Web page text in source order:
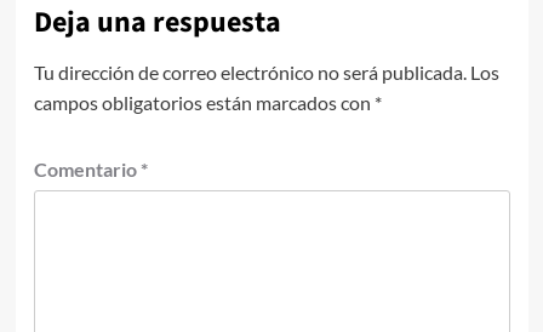
Deja una respuesta
Tu dirección de correo electrónico no será publicada. Los
campos obligatorios están marcados con *
Comentario *